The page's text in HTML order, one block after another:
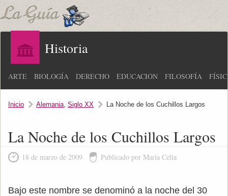
Historia
ARTE BIOLOGÍA DERECHO EDUCACIÓN FILOSOFÍA
Inicio Alemania, Siglo XX La Noche de los Cuchillos Largos
La Noche de los Cuchillos Largos
18 de marzo de 2009 Publicado por María Celia
Bajo este nombre se denominó a la noche del 30